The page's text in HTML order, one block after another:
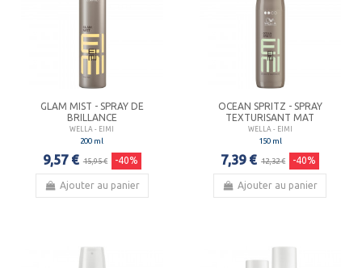
GLAM MIST - SPRAY DE
BRILLANCE
WELLA - EIMI
200 ml
9,57 € 15,95 € -40%
Ajouter au panier
OCEAN SPRITZ - SPRAY
TEXTURISANT MAT
WELLA - EIMI
150 ml
7,39 € 12,32 € -40%
Ajouter au panier